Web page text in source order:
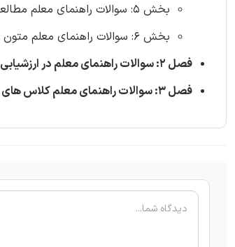
بخش 5: سوالات راهنمای معلم مطالعات اجتماعی {صفحه 94 - 100 سوال}
بخش 6: سوالات راهنمای معلم متون و آموزش فارسی {صفحه 115 - 80 سوال}
فصل 2: سوالات راهنمای معلم در ارزشیابی توصیفی {صفحه 131 - 80 سوال}
فصل 3: سوالات راهنمای معلم کلاس های چند پایه تالیف ایران عرضه با پاسخنامه تشریحی {صفحه 150 - 85 سوال}